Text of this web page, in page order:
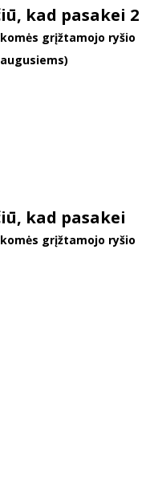
+370 667 80 541
kad pasakei 2
grįžtamojo ryšio
kad pasakei
grįžtamojo ryšio